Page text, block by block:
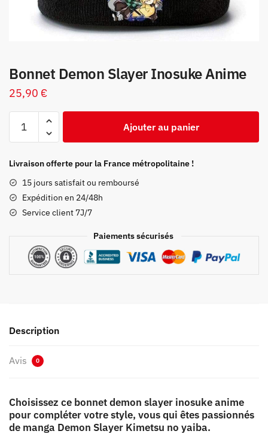
Bonnet Demon Slayer Inosuke Anime
25,90 €
Demon
Inosuke
Anime
Ajouter au panier
Livraison offerte pour la France métropolitaine !
15 jours satisfait ou remboursé
Expédition en 24/48h
Service client 7J/7
Paiements sécurisés
Description
Avis 0
Choisissez ce bonnet demon slayer inosuke anime
pour compléter votre style, vous qui êtes passionnés
de manga Demon Slayer Kimetsu no yaiba.